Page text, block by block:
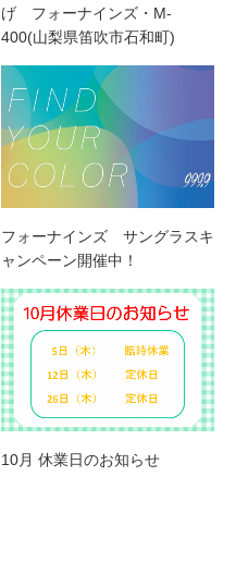
げ フォーナインズ・M-
400(山梨県笛吹市石和町)
フォーナインズ サングラスキ
ャンペーン開催中！
10月 休業日のお知らせ